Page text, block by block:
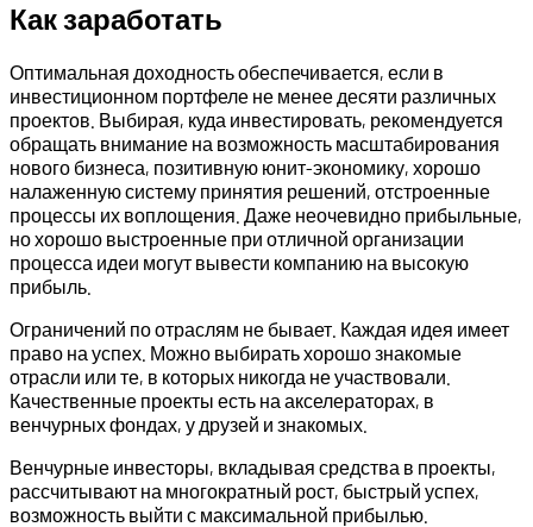
Как заработать
Оптимальная доходность обеспечивается, если в
инвестиционном портфеле не менее десяти различных
проектов. Выбирая, куда инвестировать, рекомендуется
обращать внимание на возможность масштабирования
нового бизнеса, позитивную юнит-экономику, хорошо
налаженную систему принятия решений, отстроенные
процессы их воплощения. Даже неочевидно прибыльные,
но хорошо выстроенные при отличной организации
процесса идеи могут вывести компанию на высокую
прибыль.
Ограничений по отраслям не бывает. Каждая идея имеет
право на успех. Можно выбирать хорошо знакомые
отрасли или те, в которых никогда не участвовали.
Качественные проекты есть на акселераторах, в
венчурных фондах, у друзей и знакомых.
Венчурные инвесторы, вкладывая средства в проекты,
рассчитывают на многократный рост, быстрый успех,
возможность выйти с максимальной прибылью.